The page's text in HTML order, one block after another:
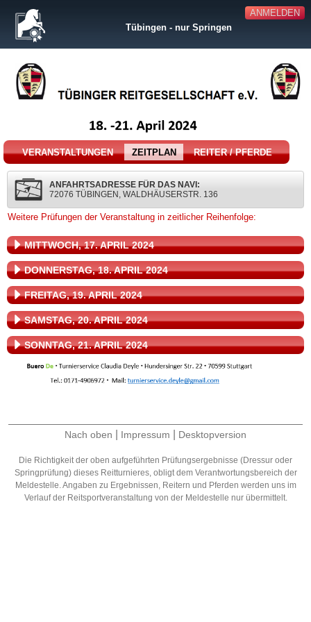
ANMELDEN
Tübingen - nur Springen
VERANSTALTUNGEN ZEITPLAN REITER / PFERDE
ANFAHRTSADRESSE FÜR DAS NAVI:
72076 TÜBINGEN, WALDHÄUSERSTR. 136
Weitere Prüfungen der Veranstaltung in zeitlicher Reihenfolge:
MITTWOCH, 17. APRIL 2024
DONNERSTAG, 18. APRIL 2024
FREITAG, 19. APRIL 2024
SAMSTAG, 20. APRIL 2024
SONNTAG, 21. APRIL 2024
Nach oben Impressum Desktopversion
Die Richtigkeit der oben aufgeführten Prüfungsergebnisse (Dressur oder
Springprüfung) dieses Reitturnieres, obligt dem Verantwortungsbereich der
Meldestelle. Angaben zu Ergebnissen, Reitern und Pferden werden uns im
Verlauf der Reitsportveranstaltung von der Meldestelle nur übermittelt.